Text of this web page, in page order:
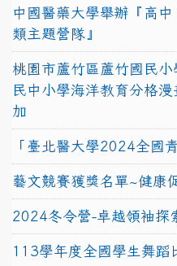
中國醫藥大學舉辦『高
類主題營隊』
桃園市蘆竹區蘆竹國民
民中小學海洋教育分格
加
「臺北醫大學2024全國
藝文競賽獲獎名單~健康
2024冬令營-卓越領袖探
113學年度全國學生舞蹈